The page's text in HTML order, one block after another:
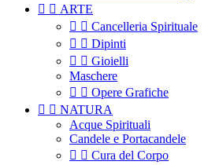
  ARTE
  Cancelleria Spirituale
  Dipinti
  Gioielli
Maschere
  Opere Grafiche
  NATURA
Acque Spirituali
Candele e Portacandele
  Cura del Corpo